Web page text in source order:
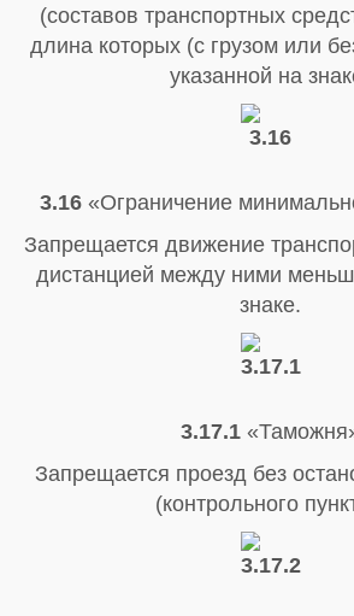
(составов транспортных
длина которых (с грузом или
указанной на
3.16 «Ограничение
Запрещается движение
дистанцией между ними
знаке.
3.17.1
Запрещается проезд без
(контрольного